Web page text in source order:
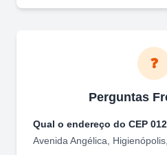
❓
Perguntas
Qual o endereço do CEP
Avenida Angélica
Higienópolis